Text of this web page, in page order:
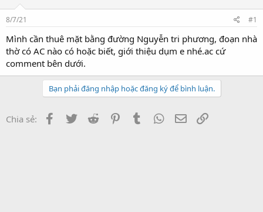
s
t
a
r
t
e
r
8/7/21 #1
Mình cần thuê mặt bằng đường Nguyễn tri phương, đoạn nhà
thờ có AC nào có hoặc biết, giới thiệu dụm e nhé.ac cứ
comment bên dưới.
Bạn phải đăng nhập hoặc đăng ký để bình luận.
Chia sẻ: Facebook
Twitter Reddit PinterestTumblr WhatsApp
Email